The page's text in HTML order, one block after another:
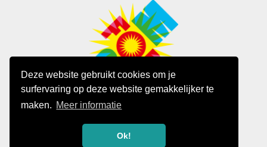
Deze website gebruikt cookies om je
surfervaring op deze website gemakkelijker te
maken. Meer informatie
Ok!